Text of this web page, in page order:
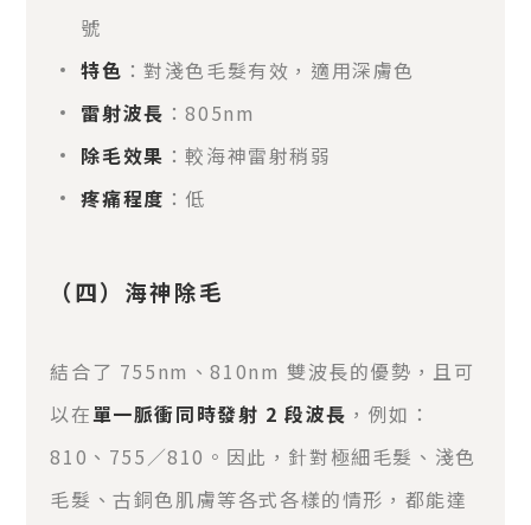
號
特色 ：對淺色毛髮有效，適用深膚色
雷射波長 ：805nm
除毛效果 ：較海神雷射稍弱
疼痛程度 ：低
（四）海神除毛
結合了 755nm、810nm 雙波長的優勢，且可
以在單一脈衝同時發射 2 段波長 ，例如：
810、755／810。因此，針對極細毛髮、淺色
毛髮、古銅色肌膚等各式各樣的情形，都能達